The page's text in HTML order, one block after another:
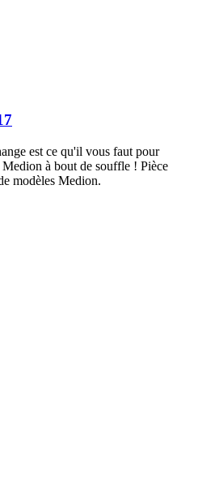
est ce qu'il vous faut pour
à bout de souffle ! Pièce
modèles Medion.